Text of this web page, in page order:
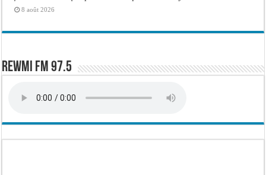
8 août 2026
Rewmi FM 97.5